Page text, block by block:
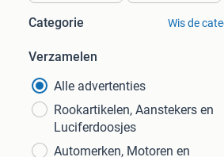
Categorie Wis de
Verzamelen
Alle advertenties
Rookartikelen, Aanstekers en
Luciferdoosjes
Automerken, Motoren en